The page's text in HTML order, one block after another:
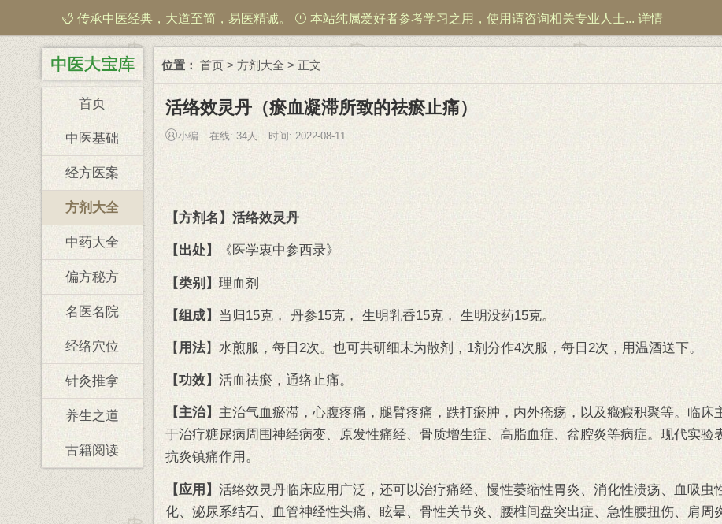
传承中医经典，大道至简，易医精诚。 本站纯属爱好者参考学习之用，使用请咨询相关专业人士... 详情
首页
中医基础
经方医案
方剂大全
中药大全
偏方秘方
名医名院
经络穴位
针灸推拿
养生之道
古籍阅读
位置： 首页> 方剂大全 > 正文
活络效灵丹（瘀血凝滞所致的祛瘀止痛）
小编 在线: 34人 时间: 2022-08-11
【方剂名】 活络效灵丹
【出处】 《医学衷中参西录》
【类别】 理血剂
【组成】 当归15克， 丹参15克， 生明乳香15克， 生明没药15克。
【 用法】水煎服，每日2次。也可共研细末为散剂，1剂分作4次服，每日2次，用温酒送下。
【功效】 活血祛瘀，通络止痛。
【主治】 主治气血瘀滞，心腹疼痛，腿臂疼痛，跌打瘀肿，内外疮疡，以及癥瘕积聚等。临床
于治疗糖尿病周围神经病变、原发性痛经、骨质增生症、高脂血症、盆腔炎等病症。现代实验
抗炎镇痛作用。
【应用】 活络效灵丹临床应用广泛，还可以治疗痛经、慢性萎缩性胃炎、消化性溃疡、血吸虫
化、泌尿系结石、血管神经性头痛、眩晕、骨性关节炎、腰椎间盘突出症、急性腰扭伤、肩周